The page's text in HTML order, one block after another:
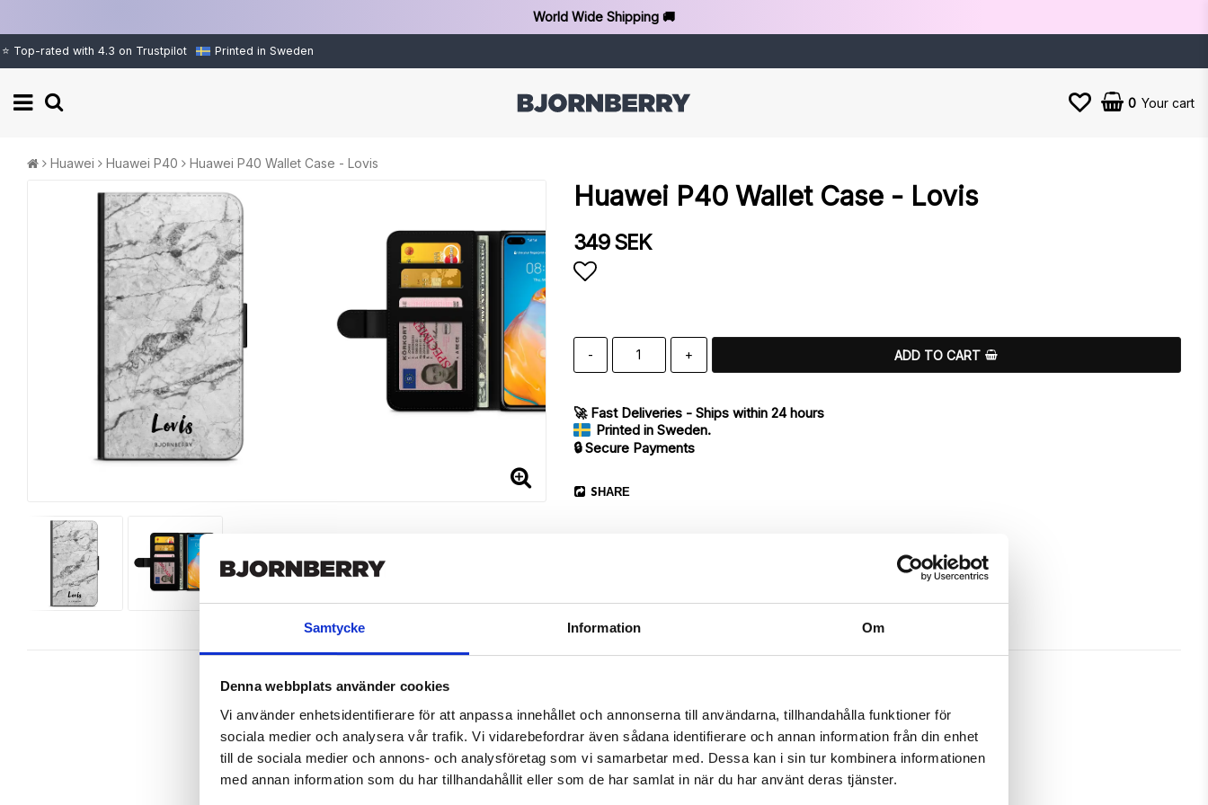
Samtycke Information Om
Denna webbplats använder cookies
Vi använder enhetsidentifierare för att anpassa innehållet och annonserna till användarna, tillhandahålla funktioner för
sociala medier och analysera vår trafik. Vi vidarebefordrar även sådana identifierare och annan information från din enhet
till de sociala medier och annons- och analysföretag som vi samarbetar med. Dessa kan i sin tur kombinera informationen
med annan information som du har tillhandahållit eller som de har samlat in när du har använt deras tjänster.
World Wide Shipping 🚚
⭐ Top-rated with 4.3 on Trustpilot Printed in Sweden
0 Your cart
Huawei Huawei P40 Huawei P40 Wallet Case - Lovis
Huawei P40 Wallet Case - Lovis
349 SEK
- + ADD TO CART
🚀 Fast Deliveries - Ships within 24 hours
Printed in Sweden.
🔒 Secure Payments
SHARE
Article no.: 703459
Wallet case from Bjornberry for your Huawei P40 with an outstanding “Lovis”-print. Which gives great protection and has a unique
design.